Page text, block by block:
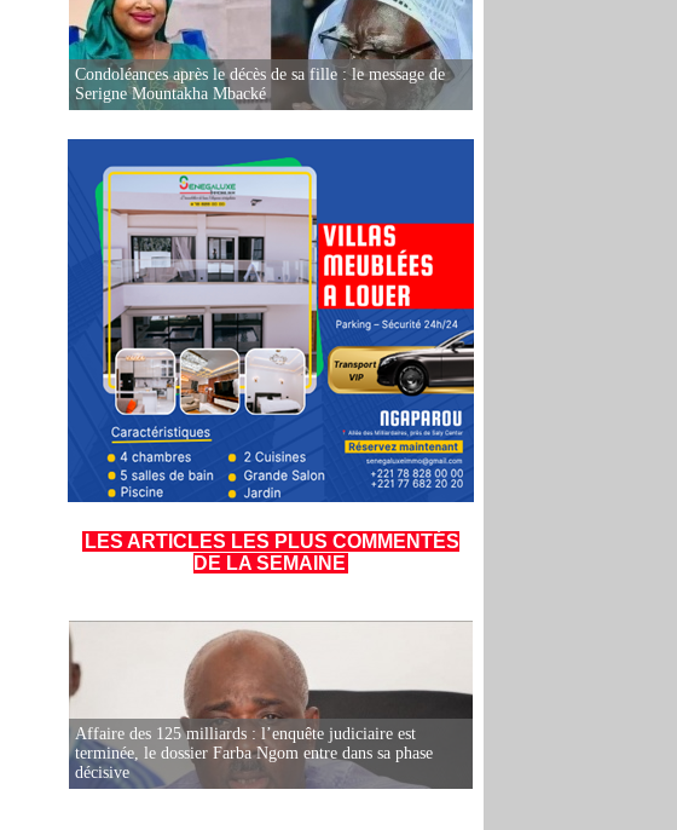
Condoléances après le décès de sa fille : le message de
Serigne Mountakha Mbacké
LES ARTICLES LES PLUS COMMENTÉS
DE LA SEMAINE
Affaire des 125 milliards : l’enquête judiciaire est
terminée, le dossier Farba Ngom entre dans sa phase
décisive